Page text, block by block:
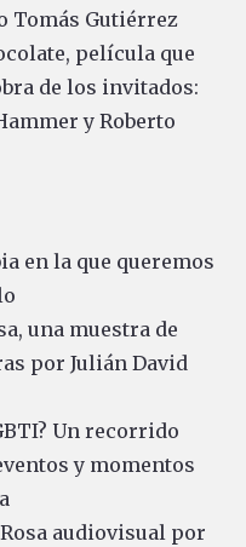
Tomás Gutiérrez
película que
de los invitados:
y Roberto
en la que queremos
una muestra de
por Julián David
Un recorrido
y momentos
audiovisual por